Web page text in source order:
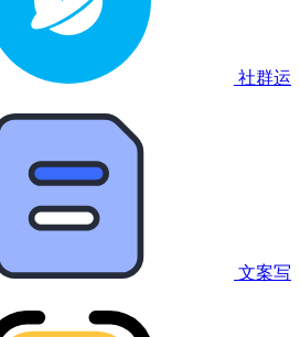
社群运
文案写